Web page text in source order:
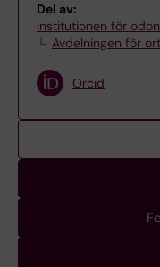
Del av:
Institutionen för
Avdelningen för
Orcid